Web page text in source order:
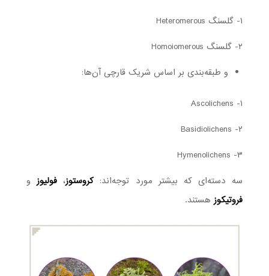
۱- گلسنگ Heteromerous
۲- گلسنگ Homoiomerous
و طبقه‌بندی بر اساس شریک قارچی آن‌ها:
۱- Ascolichens
۲- Basidiolichens
۳- Hymenolichens
سه دسته‌ای که بیشتر مورد توجه‌اند: کروستوز،فولیوز و
فروتیکوز هستند.